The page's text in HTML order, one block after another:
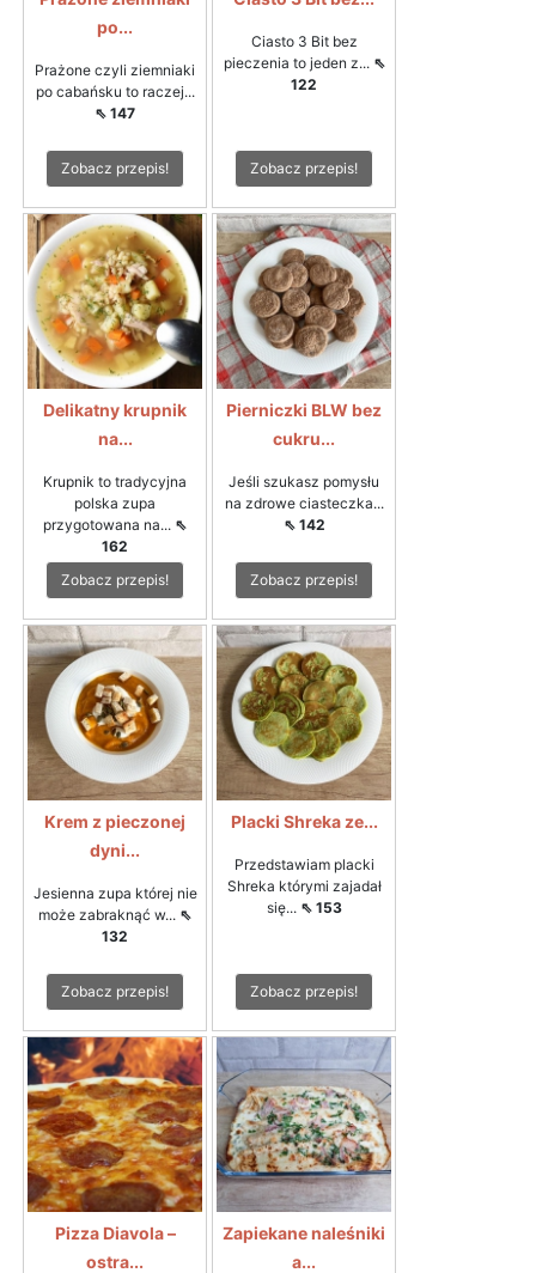
po...
Prażone czyli ziemniaki
po cabańsku to raczej...
⇖ 147
Zobacz przepis!
Ciasto 3 Bit bez
pieczenia to jeden z... ⇖
122
Zobacz przepis!
Delikatny krupnik
na...
Krupnik to tradycyjna
polska zupa
przygotowana na... ⇖
162
Zobacz przepis!
Pierniczki BLW bez
cukru...
Jeśli szukasz pomysłu
na zdrowe ciasteczka...
⇖ 142
Zobacz przepis!
Krem z pieczonej
dyni...
Jesienna zupa której nie
może zabraknąć w... ⇖
132
Zobacz przepis!
Placki Shreka ze...
Przedstawiam placki
Shreka którymi zajadał
się... ⇖ 153
Zobacz przepis!
Pizza Diavola –
ostra...
Zapiekane naleśniki
a...